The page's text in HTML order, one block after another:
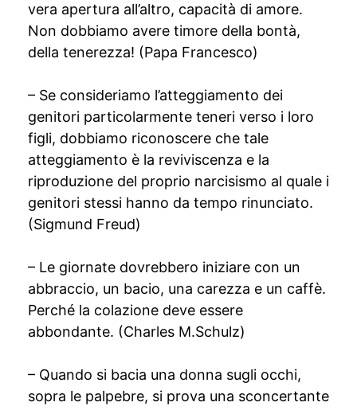
vera apertura all’altro, capacità di amore.
Non dobbiamo avere timore della bontà,
della tenerezza! (Papa Francesco)
– Se consideriamo l’atteggiamento dei
genitori particolarmente teneri verso i loro
figli, dobbiamo riconoscere che tale
atteggiamento è la reviviscenza e la
riproduzione del proprio narcisismo al quale i
genitori stessi hanno da tempo rinunciato.
(Sigmund Freud)
– Le giornate dovrebbero iniziare con un
abbraccio, un bacio, una carezza e un caffè.
Perché la colazione deve essere
abbondante. (Charles M.Schulz)
– Quando si bacia una donna sugli occhi,
sopra le palpebre, si prova una sconcertante